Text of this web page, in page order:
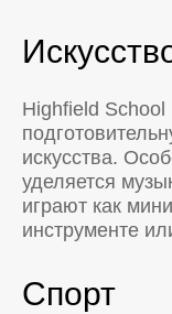
Highfield
искусства.
уделяется
играют как
инструменте
Спорт